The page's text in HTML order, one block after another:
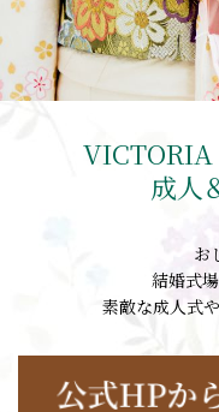
VICTORIA
成人
お
結婚式
素敵な成人式